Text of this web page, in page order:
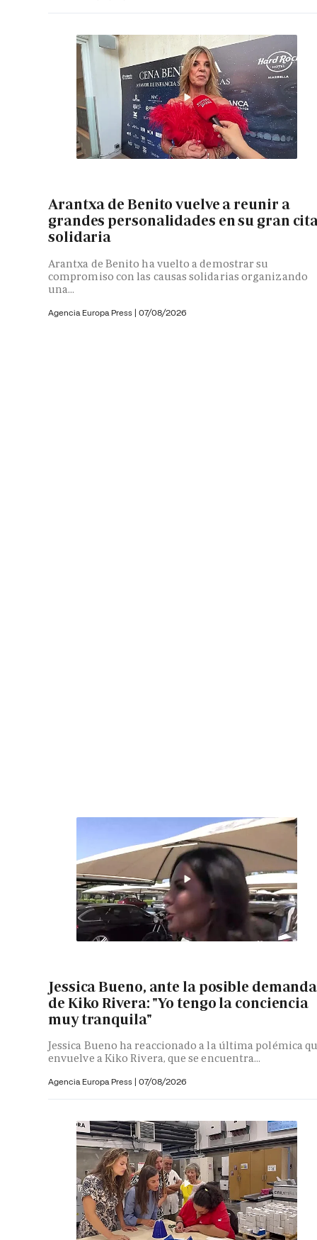
Arantxa de Benito vuelve a reunir a
grandes personalidades en su gran
solidaria
Arantxa de Benito ha vuelto a demostrar su
compromiso con las causas solidarias organizando
una...
Agencia Europa Press | 07/08/2026
Jessica Bueno, ante la posible demanda
de Kiko Rivera: "Yo tengo la conciencia
muy tranquila"
Jessica Bueno ha reaccionado a la última polémica
envuelve a Kiko Rivera, que se encuentra...
Agencia Europa Press | 07/08/2026